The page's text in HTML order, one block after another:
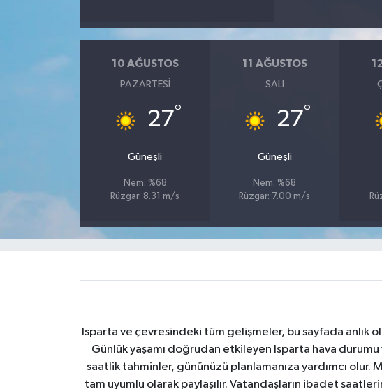
10 AĞUSTOS
PAZARTESI
27°
Güneşli
Nem: %68
Rüzgar: 8.31 m/s
11 AĞUSTOS
SALI
27°
Güneşli
Nem: %68
Rüzgar: 7.00 m/s
Isparta ve çevresindeki tüm gelişmeler, bu sayfada anlık
Günlük yaşamı doğrudan etkileyen Isparta hava
saatlik tahminler, gününüzü planlamanıza yardımcı
tam uyumlu olarak paylaşılır. Vatandaşların ibadet
Teknoloji
Künye